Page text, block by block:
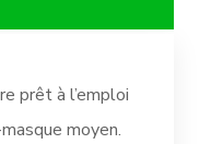
prêt à l’emploi
moyen.